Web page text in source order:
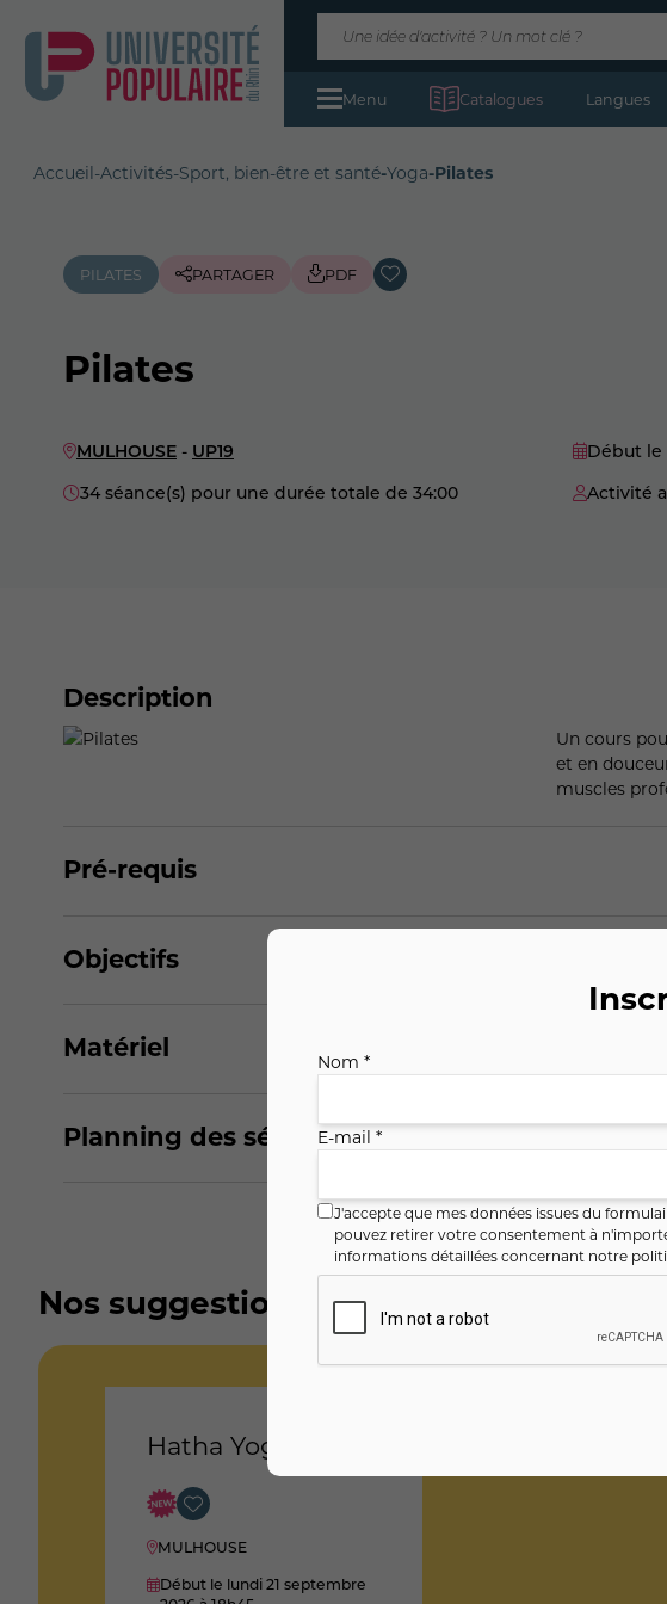
Menu Catalogues Langues
Accueil-Activités-Sport, bien-être et santé-Yoga-Pilates
PILATES PARTAGER PDF
Pilates
MULHOUSE - UP19 Début le
34 séance(s) pour une durée totale de 34:00
Activité
Description
Un cours
et en
muscles
Pré-requis
Objectifs
Matériel
Planning des séances
Nos suggestions
Hatha Yoga
MULHOUSE
Début le lundi 21 septembre
Nom *
E-mail *
J'accepte que mes données issues du
pouvez retirer votre consentement à
informations détaillées concernant notre